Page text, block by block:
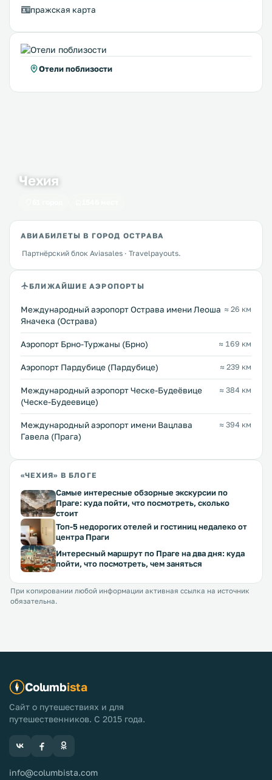
пражская карта
Отели поблизости
Чехия
АВИАБИЛЕТЫ В ГОРОД ОСТРАВА
Партнёрский блок Aviasales · Travelpayouts.
БЛИЖАЙШИЕ АЭРОПОРТЫ
Международный аэропорт Острава имени Леоша
Яначека (Острава)
≈ 26 км
Аэропорт Брно-Туржаны (Брно) ≈ 169 км
Аэропорт Пардубице (Пардубице) ≈ 239 км
Международный аэропорт Ческе-Будеёвице
(Ческе-Будеевице)
≈ 384 км
Международный аэропорт имени Вацлава
Гавела (Прага)
≈ 394 км
«ЧЕХИЯ» В БЛОГЕ
Самые интересные обзорные экскурсии по
Праге: куда пойти, что посмотреть, сколько
стоит
Топ-5 недорогих отелей и гостиниц недалеко от
центра Праги
Интересный маршрут по Праге на два дня: куда
пойти, что посмотреть, чем заняться
При копировании любой информации активная ссылка на источник
обязательна.
Columbista
Сайт о путешествиях и для
путешественников. С 2015 года.
info@columbista.com